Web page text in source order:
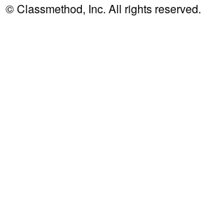
© Classmethod, Inc. All rights reserved.